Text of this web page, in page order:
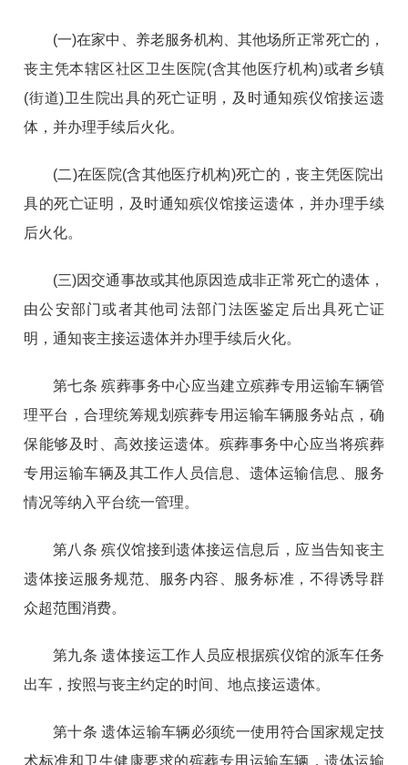
(一)在家中、养老服务机构、其他场所正常死亡的，
丧主凭本辖区社区卫生医院(含其他医疗机构)或者乡镇
(街道)卫生院出具的死亡证明，及时通知殡仪馆接运遗
体，并办理手续后火化。
(二)在医院(含其他医疗机构)死亡的，丧主凭医院出
具的死亡证明，及时通知殡仪馆接运遗体，并办理手续
后火化。
(三)因交通事故或其他原因造成非正常死亡的遗体，
由公安部门或者其他司法部门法医鉴定后出具死亡证
明，通知丧主接运遗体并办理手续后火化。
第七条 殡葬事务中心应当建立殡葬专用运输车辆管
理平台，合理统筹规划殡葬专用运输车辆服务站点，确
保能够及时、高效接运遗体。殡葬事务中心应当将殡葬
专用运输车辆及其工作人员信息、遗体运输信息、服务
情况等纳入平台统一管理。
第八条 殡仪馆接到遗体接运信息后，应当告知丧主
遗体接运服务规范、服务内容、服务标准，不得诱导群
众超范围消费。
第九条 遗体接运工作人员应根据殡仪馆的派车任务
出车，按照与丧主约定的时间、地点接运遗体。
第十条 遗体运输车辆必须统一使用符合国家规定技
术标准和卫生健康要求的殡葬专用运输车辆，遗体运输